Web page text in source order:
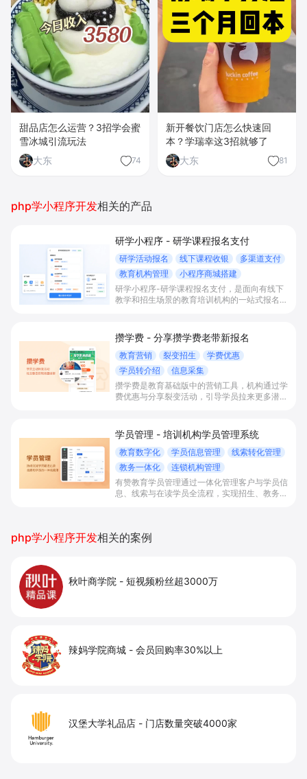
甜品店怎么运营？3招学会蜜
雪冰城引流玩法
大东
74
新开餐饮门店怎么快速回
本？学瑞幸这3招就够了
大东
81
php学小程序开发相关的产品
研学小程序 - 研学课程报名支付
研学活动报名 线下课程收银
多渠道支付
教育机构管理
小程序商城搭建
研学小程序-研学课程报名支付，是面向有线下
教学和招生场景的教育培训机构的一站式报名收
查询，帮助机构统一打通教务、财务和多校区经
营，提升招生转化与管理效率。
攒学费 - 分享攒学费老带新报名
教育营销 裂变招生
学费优惠
学员转介绍
信息采集
攒学费是教育基础版中的营销工具，机构通过学
费优惠与分享裂变活动，引导学员拉来更多潜在
学员管理 - 培训机构学员管理系统
教育数字化 学员信息管理
线索转化管理
教务一体化
连锁机构管理
有赞教育学员管理通过一体化管理客户与学员信
息、线索与在读学员全流程，实现招生、教务与
php学小程序开发相关的案例
秋叶商学院 - 短视频粉丝超3000万
辣妈学院商城 - 会员回购率30%以上
汉堡大学礼品店 - 门店数量突破4000家